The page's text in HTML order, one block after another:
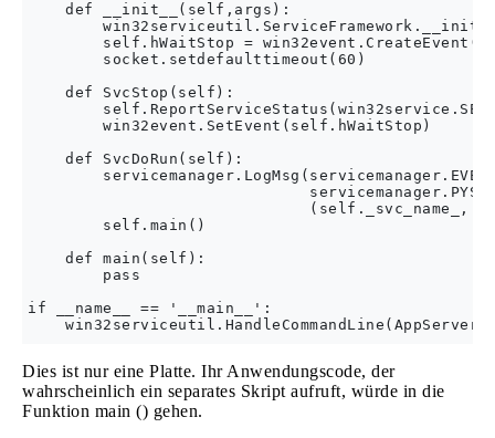
    def __init__(self,args):
self.hWaitStop =
        socket.setdefaulttimeout(60)
    def SvcStop(self):
        win32event.SetEvent(self.hWaitStop)
    def SvcDoRun(self):
        self.main()
    def main(self):
        pass
if __name__ == '__main__':
Dies ist nur eine Platte. Ihr Anwendungscode, der
wahrscheinlich ein separates Skript aufruft, würde in die
Funktion main () gehen.